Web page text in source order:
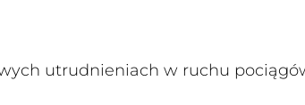
utrudnieniach w ruchu